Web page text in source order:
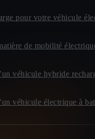
pour votre véhicule
de mobilité
véhicule hybride
véhicule électrique à